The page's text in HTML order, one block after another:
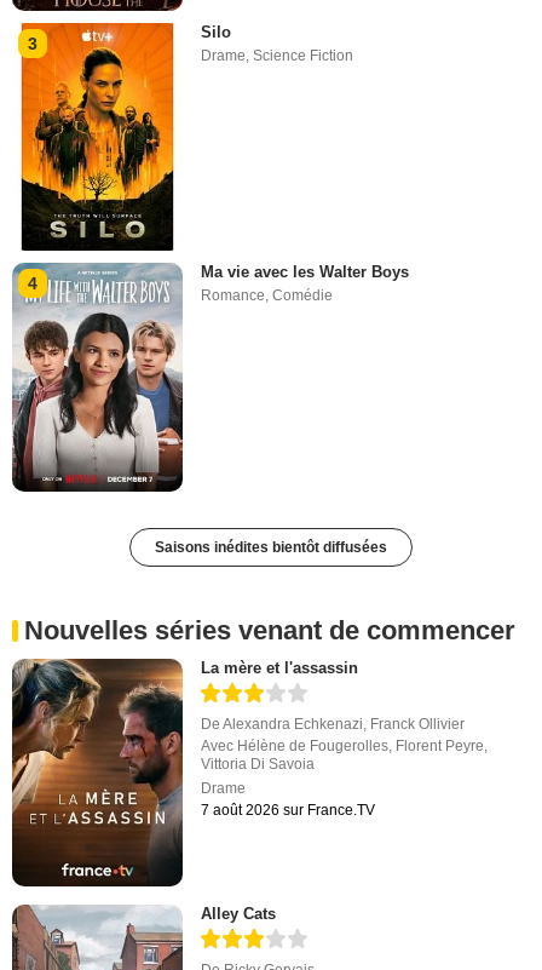
3
Silo
Drame,Science Fiction
4
Ma vie avec les Walter Boys
Romance,Comédie
Saisons inédites bientôt diffusées
Nouvelles séries venant de commencer
La mère et l'assassin
DeAlexandra Echkenazi Franck Ollivier
Avec Hélène de Fougerolles Florent Peyre
Vittoria Di Savoia
Drame
7 août 2026 sur France.TV
Alley Cats